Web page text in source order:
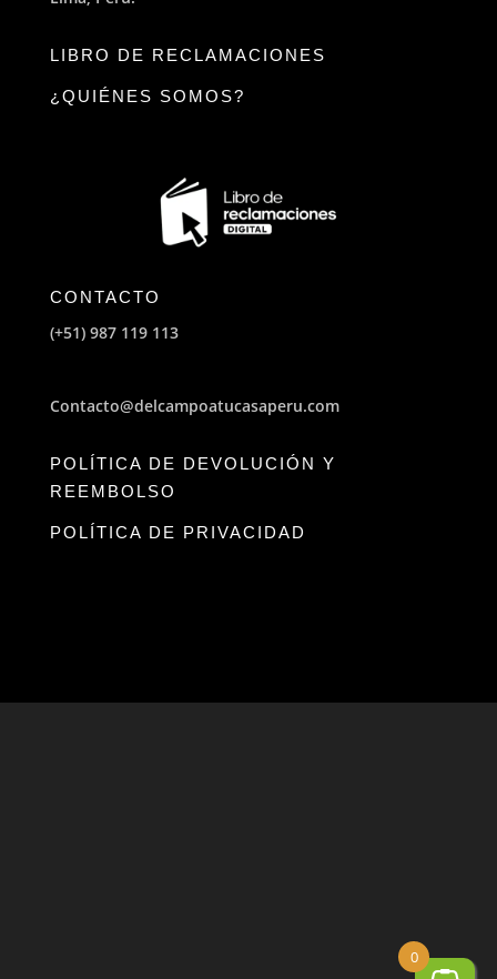
LIBRO DE RECLAMACIONES
¿QUIÉNES SOMOS?
CONTACTO
(+51) 987 119 113
Contacto@delcampoatucasaperu.com
POLÍTICA DE DEVOLUCIÓN Y
REEMBOLSO
POLÍTICA DE PRIVACIDAD
0